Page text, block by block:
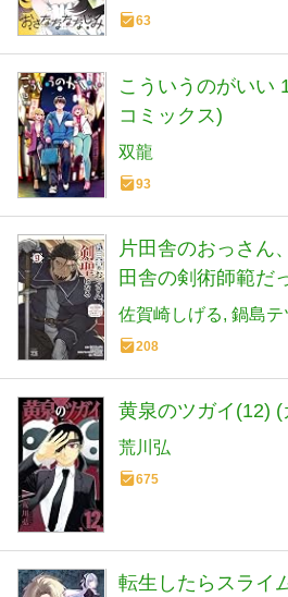
63
こういうのがいい
コミックス)
双龍
93
片田舎のおっさん
田舎の剣術師範だ
弟子たちが俺を放
(ヤングチャンピオ
佐賀崎しげる 鍋島テ
208
黄泉のツガイ(12)
荒川弘
675
転生したらスライ